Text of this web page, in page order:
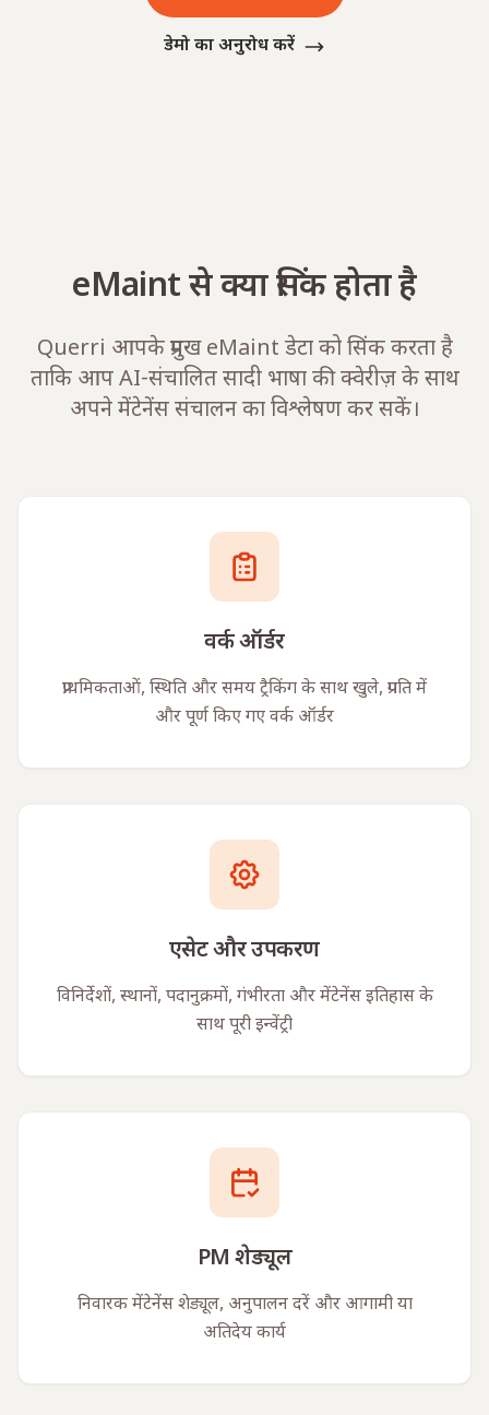
डेमो का अनुरोध करें
eMaint से क्या सिंक होता है
Querri आपके प्रमुख eMaint डेटा को सिंक करता है
ताकि आप AI-संचालित सादी भाषा की क्वेरीज़ के साथ
अपने मेंटेनेंस संचालन का विश्लेषण कर सकें।
वर्क ऑर्डर
प्राथमिकताओं, स्थिति और समय ट्रैकिंग के साथ खुले, प्रगति में
और पूर्ण किए गए वर्क ऑर्डर
एसेट और उपकरण
विनिर्देशों, स्थानों, पदानुक्रमों, गंभीरता और मेंटेनेंस इतिहास के
साथ पूरी इन्वेंट्री
PM शेड्यूल
निवारक मेंटेनेंस शेड्यूल, अनुपालन दरें और आगामी या
अतिदेय कार्य